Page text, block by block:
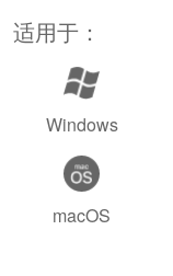
适用于：
Windows
macOS